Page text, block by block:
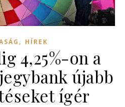
, HÍREK
4,25%-on a
újabb
ígér